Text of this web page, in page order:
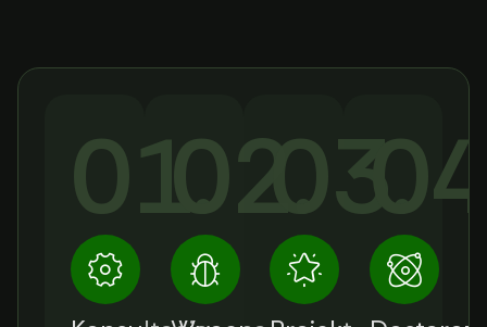
01.02.03.